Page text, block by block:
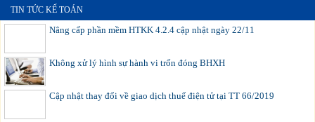
TIN TỨC KẾ TOÁN
Nâng cấp phần mềm HTKK 4.2.4 cập nhật ngày 22/11
Không xử lý hình sự hành vi trốn đóng BHXH
Cập nhật thay đổi về giao dịch thuế điện tử tại TT 66/2019